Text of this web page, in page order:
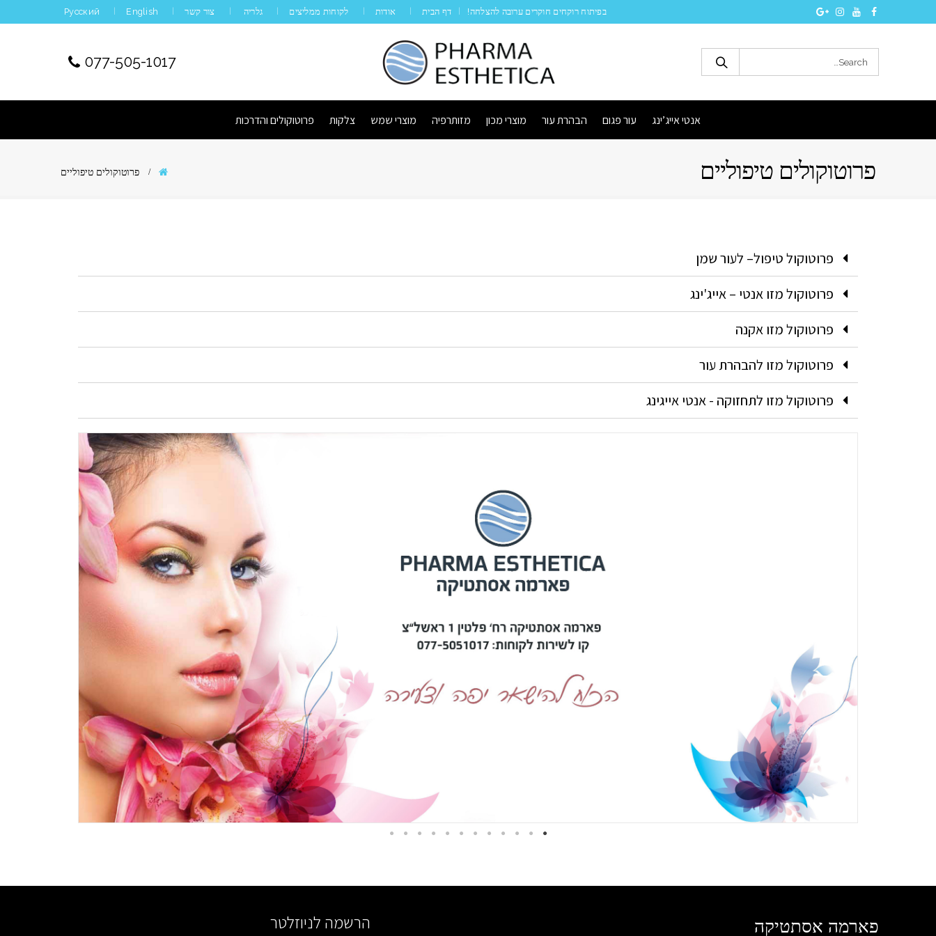
בפיתוח רוקחים חוקרים ערובה להצלחה! דף הבית אודות לקוחות ממליצים גלריה צור קשר English
Русский
077-505-1017
אנטי אייג’ינג עור פגום הבהרת עור מוצרי מכון מזותרפיה מוצרי שמש צלקות פרוטוקולים והדרכות
פרוטוקולים טיפוליים פרוטוקולים טיפוליים
פרוטוקול טיפול– לעור שמן
פרוטוקול מזו אנטי – אייג'ינג
פרוטוקול מזו אקנה
פרוטוקול מזו להבהרת עור
פרוטוקול מזו לתחזוקה - אנטי אייגינג
פארמה אסתטיקה הרשמה לניוזלטר